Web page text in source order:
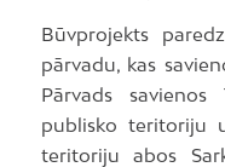
Būvprojekts
pārvadu, kas
Pārvads
publisko teritoriju
teritoriju abos